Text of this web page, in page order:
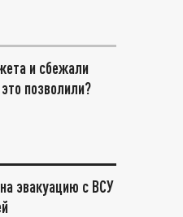
и сбежали
позволили?
эвакуацию с ВСУ